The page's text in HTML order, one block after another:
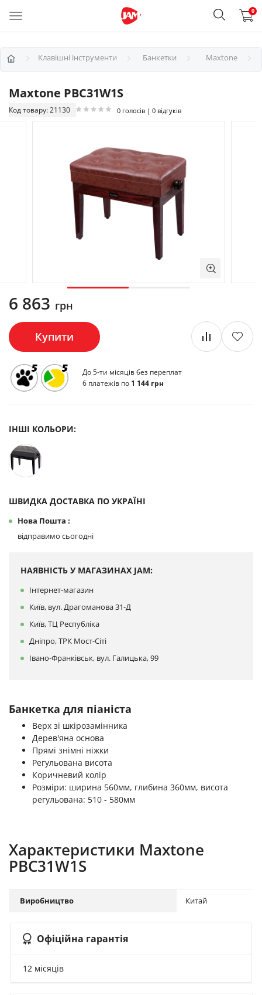
0
Клавішні інструменти Банкетки Maxtone
Maxtone PBC31W1S
Код товару: 21130 0 голосів | 0 відгуків
6 863 грн
Купити
До 5-ти місяців без переплат
6 платежів по 1 144 грн
ШВИДКА ДОСТАВКА ПО УКРАЇНІ
Нова Пошта :
відправимо сьогодні
ІНШІ КОЛЬОРИ:
НАЯВНІСТЬ У МАГАЗИНАХ JAM:
Інтернет-магазин
Київ, вул. Драгоманова 31-Д
Київ, ТЦ Республіка
Дніпро, ТРК Мост-Сіті
Івано-Франківськ, вул. Галицька, 99
Банкетка для піаніста
Верх зі шкірозамінника
Дерев'яна основа
Прямі знімні ніжки
Регульована висота
Коричневий колір
Розміри: ширина 560мм, глибина 360мм, висота
регульована: 510 - 580мм
Характеристики Maxtone
PBC31W1S
Виробництво Китай
Офіційна гарантія
12 місяців